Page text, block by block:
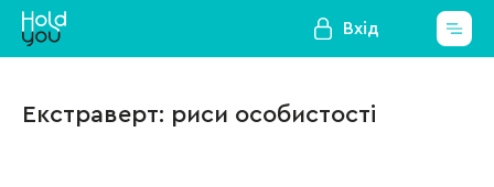
Вхід
Екстраверт: риси особистості